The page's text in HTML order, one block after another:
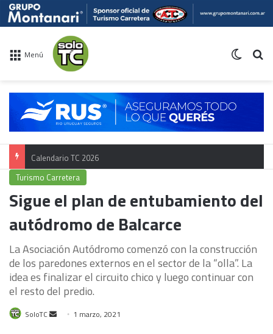
Menú
Calendario TC 2026
Turismo Carretera
Sigue el plan de entubamiento del
autódromo de Balcarce
La Asociación Autódromo comenzó con la construcción
de los paredones externos en el sector de la “olla”. La
idea es finalizar el circuito chico y luego continuar con
el resto del predio.
SoloTC
Send 1 marzo, 2021